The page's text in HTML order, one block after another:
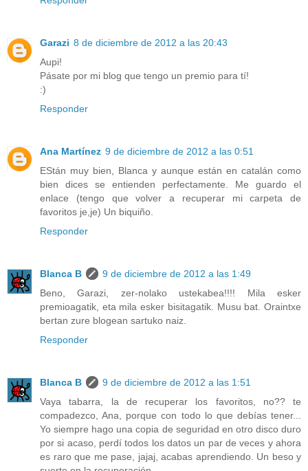
Garazi 8 de diciembre de 2012 a las 20:43
Aupi!
Pásate por mi blog que tengo un premio para tí!
:)
Responder
Ana Martínez 9 de diciembre de 2012 a las 0:51
EStán muy bien, Blanca y aunque están en catalán como
bien dices se entienden perfectamente. Me guardo el
enlace (tengo que volver a recuperar mi carpeta de
favoritos je,je) Un biquiño.
Responder
Blanca B
9 de diciembre de 2012 a las 1:49
Beno, Garazi, zer-nolako ustekabea!!!! Mila esker
premioagatik, eta mila esker bisitagatik. Musu bat. Oraintxe
bertan zure blogean sartuko naiz.
Responder
Blanca B
9 de diciembre de 2012 a las 1:51
Vaya tabarra, la de recuperar los favoritos, no?? te
compadezco, Ana, porque con todo lo que debías tener...
Yo siempre hago una copia de seguridad en otro disco duro
por si acaso, perdí todos los datos un par de veces y ahora
es raro que me pase, jajaj, acabas aprendiendo. Un beso y